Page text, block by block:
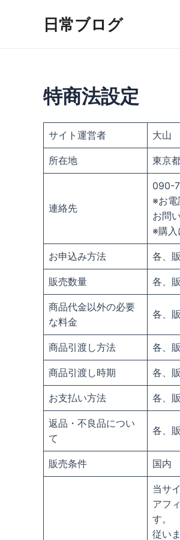
日常ブログ
特商法設定
サイト運営者 大山
所在地 東京
連絡先
090-
※お電
お問
※購入
お申込み方法 各、
販売数量 各、
商品代金以外の必要
な料金
各、
商品引渡し方法 各、
商品引渡し時期 各、
お支払い方法 各、
返品・不良品につい
て
各、
販売条件 国内
当サ
アフ
す。
従い